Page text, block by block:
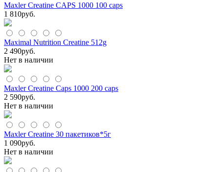
Maxler Creatine CAPS 1000 100 caps
1 810руб.
Maximal Nutrition Creatine 512g
2 490руб.
Нет в наличии
Maxler Creatine Caps 1000 200 caps
2 590руб.
Нет в наличии
Maxler Creatine 30 пакетиков*5г
1 090руб.
Нет в наличии